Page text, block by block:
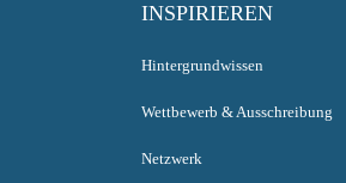
INSPIRIEREN
Hintergrundwissen
Wettbewerb & Ausschreibung
Netzwerk